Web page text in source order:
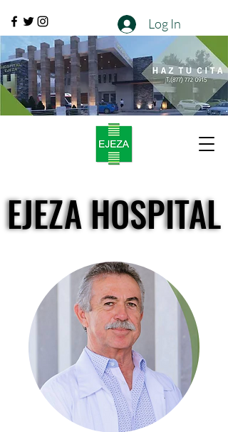
Log In
EJEZA HOSPITAL
EJEZA HOSPITAL